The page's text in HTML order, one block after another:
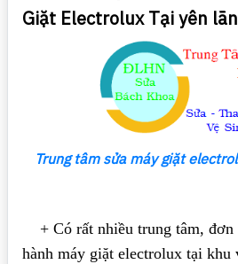
Giặt Electrolux Tại yên
Trung tâm sửa máy giặt
+ Có rất nhiều trung tâm,
hành máy giặt electrolux tại khu